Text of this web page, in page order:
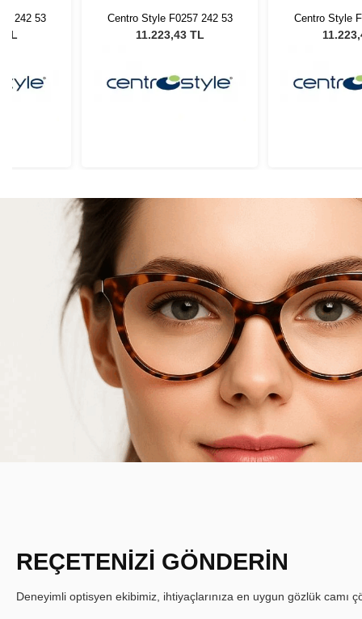
242 53
TL
Centro Style F0257 242 53
11.223,43 TL
Centro Style
REÇETENİZİ GÖNDERİN
Deneyimli optisyen ekibimiz, ihtiyaçlarınıza en uygun gözlük camı